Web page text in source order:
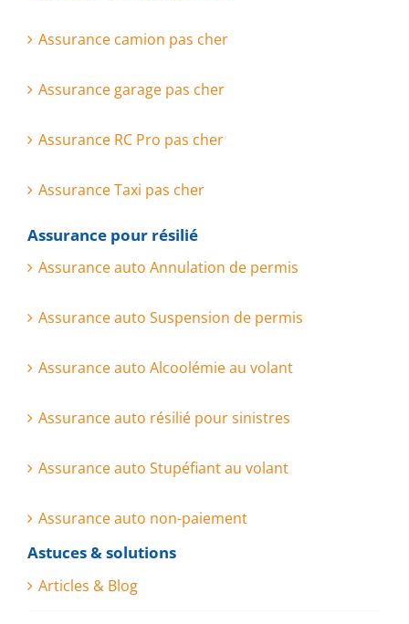
Assurance camion pas cher
Assurance garage pas cher
Assurance RC Pro pas cher
Assurance Taxi pas cher
Assurance pour résilié
Assurance auto Annulation de permis
Assurance auto Suspension de permis
Assurance auto Alcoolémie au volant
Assurance auto résilié pour sinistres
Assurance auto Stupéfiant au volant
Assurance auto non-paiement
Astuces & solutions
Articles & Blog